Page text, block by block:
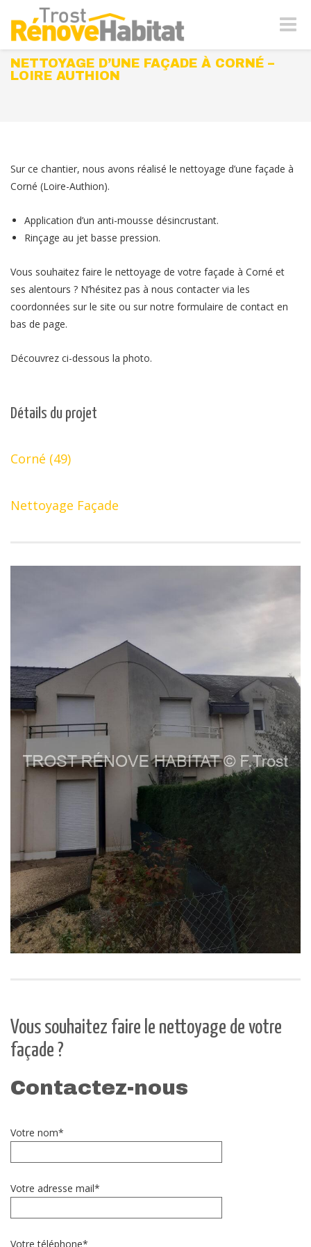
-
NETTOYAGE D’UNE FAÇADE À CORNÉ –
LOIRE AUTHION
Sur ce chantier, nous avons réalisé le nettoyage d’une façade à
Corné (Loire-Authion).
Application d’un anti-mousse désincrustant.
Rinçage au jet basse pression.
Vous souhaitez faire le nettoyage de votre façade à Corné et
ses alentours ? N’hésitez pas à nous contacter via les
coordonnées sur le site ou sur notre formulaire de contact en
bas de page.
Découvrez ci-dessous la photo.
Détails du projet
Corné (49)
Nettoyage Façade
Vous souhaitez faire le nettoyage de votre
façade ?
Contactez-nous
Votre nom*
Votre adresse mail*
Votre téléphone*